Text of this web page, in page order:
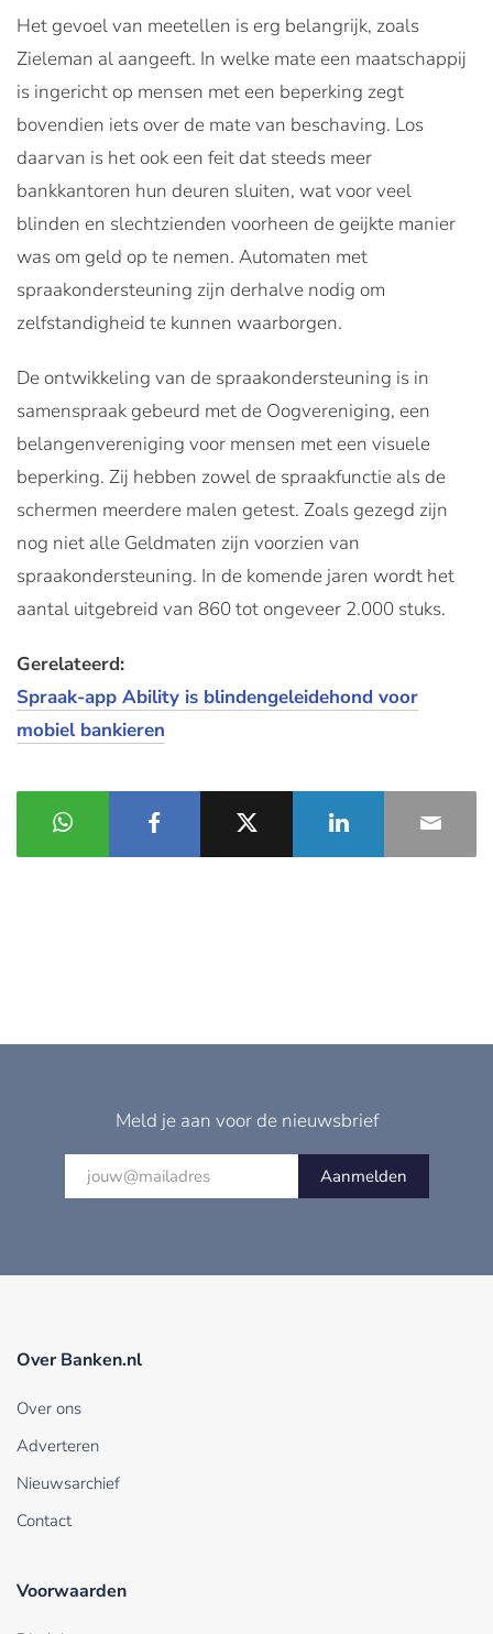
Het gevoel van meetellen is erg belangrijk, zoals
Zieleman al aangeeft. In welke mate een maatschappij
is ingericht op mensen met een beperking zegt
bovendien iets over de mate van beschaving. Los
daarvan is het ook een feit dat steeds meer
bankkantoren hun deuren sluiten, wat voor veel
blinden en slechtzienden voorheen de geijkte manier
was om geld op te nemen. Automaten met
spraakondersteuning zijn derhalve nodig om
zelfstandigheid te kunnen waarborgen.
De ontwikkeling van de spraakondersteuning is in
samenspraak gebeurd met de Oogvereniging, een
belangenvereniging voor mensen met een visuele
beperking. Zij hebben zowel de spraakfunctie als de
schermen meerdere malen getest. Zoals gezegd zijn
nog niet alle Geldmaten zijn voorzien van
spraakondersteuning. In de komende jaren wordt het
aantal uitgebreid van 860 tot ongeveer 2.000 stuks.
Gerelateerd:
Spraak-app Ability is blindengeleidehond voor
mobiel bankieren
Meld je aan voor de nieuwsbrief
Aanmelden
Over Banken.nl
Over ons
Adverteren
Nieuwsarchief
Contact
Voorwaarden